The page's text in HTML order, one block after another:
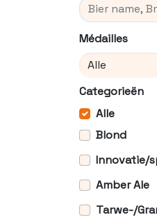
Médailles
Categorieën
Alle
Blond
Innovatie/
Amber Ale
Tarwe-/